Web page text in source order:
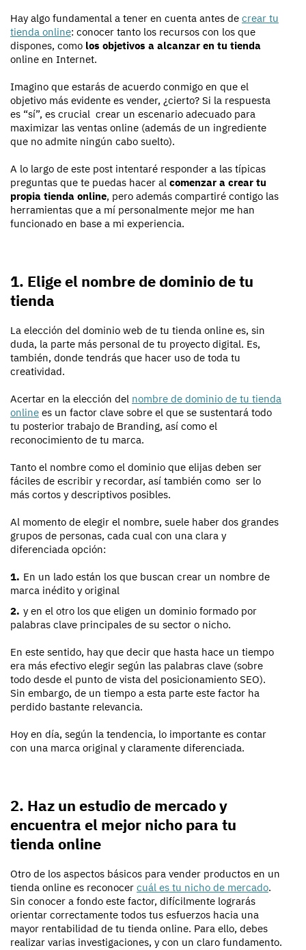
Hay algo fundamental a tener en cuenta antes de crear tu
tienda online: conocer tanto los recursos con los que
dispones, como los objetivos a alcanzar en tu tienda
online en Internet.
Imagino que estarás de acuerdo conmigo en que el
objetivo más evidente es vender, ¿cierto? Si la respuesta
es “sí”, es crucial crear un escenario adecuado para
maximizar las ventas online (además de un ingrediente
que no admite ningún cabo suelto).
A lo largo de este post intentaré responder a las típicas
preguntas que te puedas hacer al comenzar a crear tu
propia tienda online, pero además compartiré contigo las
herramientas que a mí personalmente mejor me han
funcionado en base a mi experiencia.
1. Elige el nombre de dominio de tu
tienda
La elección del dominio web de tu tienda online es, sin
duda, la parte más personal de tu proyecto digital. Es,
también, donde tendrás que hacer uso de toda tu
creatividad.
Acertar en la elección del nombre de dominio de tu tienda
online es un factor clave sobre el que se sustentará todo
tu posterior trabajo de Branding, así como el
reconocimiento de tu marca.
Tanto el nombre como el dominio que elijas deben ser
fáciles de escribir y recordar, así también como ser lo
más cortos y descriptivos posibles.
Al momento de elegir el nombre, suele haber dos grandes
grupos de personas, cada cual con una clara y
diferenciada opción:
En un lado están los que buscan crear un nombre de
marca inédito y original
y en el otro los que eligen un dominio formado por
palabras clave principales de su sector o nicho.
En este sentido, hay que decir que hasta hace un tiempo
era más efectivo elegir según las palabras clave (sobre
todo desde el punto de vista del posicionamiento SEO).
Sin embargo, de un tiempo a esta parte este factor ha
perdido bastante relevancia.
Hoy en día, según la tendencia, lo importante es contar
con una marca original y claramente diferenciada.
2. Haz un estudio de mercado y
encuentra el mejor nicho para tu
tienda online
Otro de los aspectos básicos para vender productos en un
tienda online es reconocer cuál es tu nicho de mercado.
Sin conocer a fondo este factor, difícilmente lograrás
orientar correctamente todos tus esfuerzos hacia una
mayor rentabilidad de tu tienda online. Para ello, debes
realizar varias investigaciones, y con un claro fundamento.